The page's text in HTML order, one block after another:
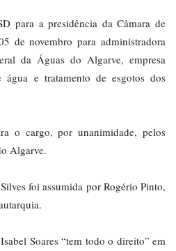
para a presidência da Câmara de
de novembro para administradora
da Águas do Algarve, empresa
água e tratamento de esgotos dos
o cargo, por unanimidade, pelos
Algarve.
foi assumida por Rogério Pinto,
Soares “tem todo o direito” em